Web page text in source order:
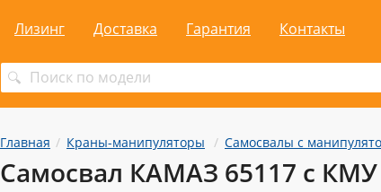
Лизинг Доставка Гарантия Контакты
Главная Краны-манипуляторы Самосвалы с
Самосвал КАМАЗ 65117 с КМУ